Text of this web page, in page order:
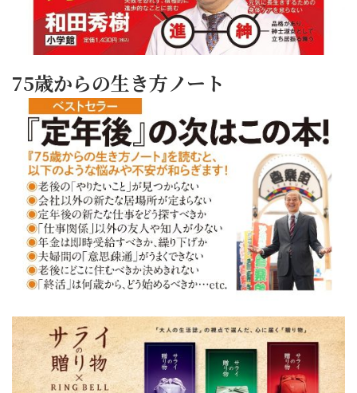
75歳からの生き方ノート